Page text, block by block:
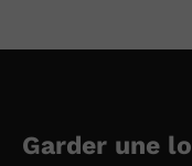
Garder une